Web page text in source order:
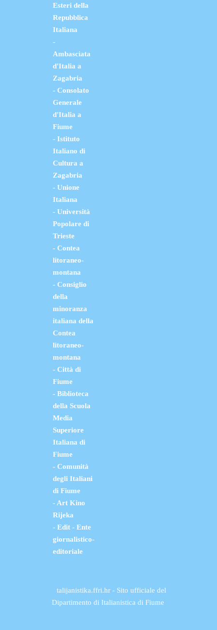
Esteri della
Repubblica
Italiana
-
Ambasciata
d'Italia a
Zagabria
- Consolato
Generale
d'Italia a
Fiume
- Istituto
Italiano di
Cultura a
Zagabria
- Unione
Italiana
- Università
Popolare di
Trieste
- Contea
litoraneo-
montana
- Consiglio
della
minoranza
italiana della
Contea
litoraneo-
montana
- Città di
Fiume
- Biblioteca
della Scuola
Media
Superiore
Italiana di
Fiume
- Comunità
degli Italiani
di Fiume
- Art Kino
Rijeka
- Edit - Ente
giornalistico-
editoriale
talijanistika.ffri.hr - Sito ufficiale del
Dipartimento di Italianistica di Fiume